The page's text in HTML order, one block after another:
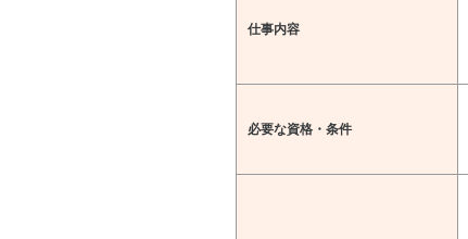
仕事内容
必要な資格・条件